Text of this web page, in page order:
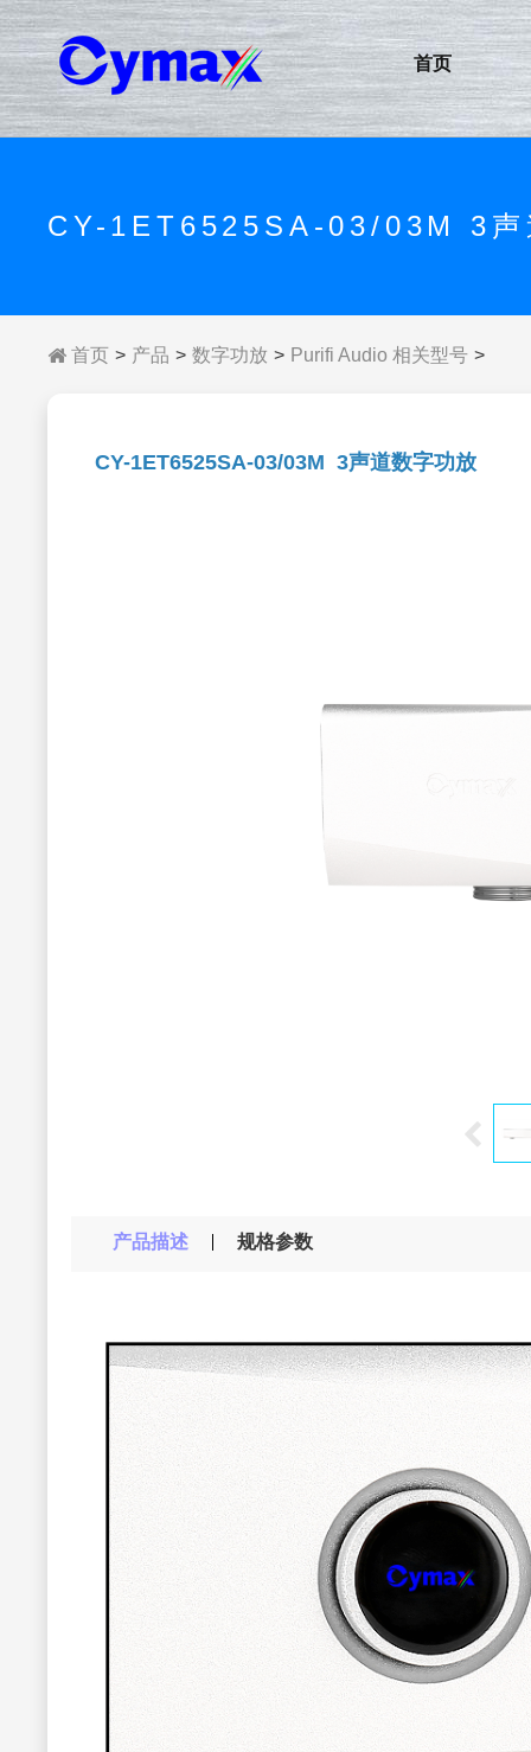
首页
CY-1ET6525SA-03/03M 3声
首页 产品 数字功放 Purifi Audio 相关型号
CY-1ET6525SA-03/03M 3声道数字功放
产品描述 规格参数